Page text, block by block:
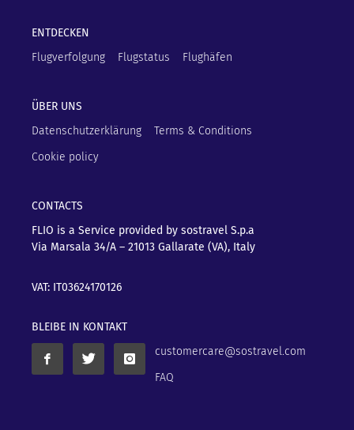
ENTDECKEN
Flugverfolgung
Flugstatus Flughäfen
ÜBER UNS
Datenschutzerklärung
Terms & Conditions
Cookie policy
CONTACTS
FLIO is a Service provided by sostravel S.p.a
Via Marsala 34/A – 21013 Gallarate (VA), Italy
VAT: IT03624170126
BLEIBE IN KONTAKT
customercare@sostravel.com
FAQ